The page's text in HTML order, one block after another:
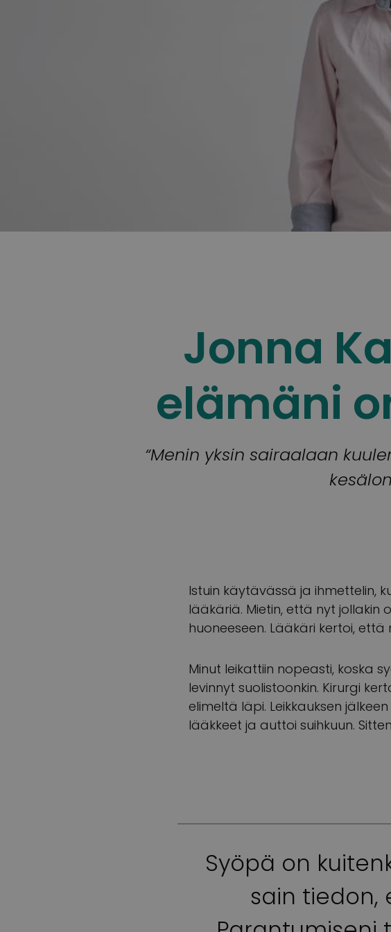
Jonna
elämäni
“Menin yksin sairaalaan
Istuin käytävässä ja ihmettelin,
lääkäriä. Mietin, että nyt jollakin
huoneeseen. Lääkäri kertoi,
Minut leikattiin nopeasti, koska
levinnyt suolistoonkin. Kirurgi
elimeltä läpi. Leikkauksen
lääkkeet ja auttoi suihkuun.
Syöpä on
sain tiedon,